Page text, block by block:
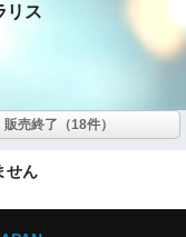
リス
販売終了（18件）
せん